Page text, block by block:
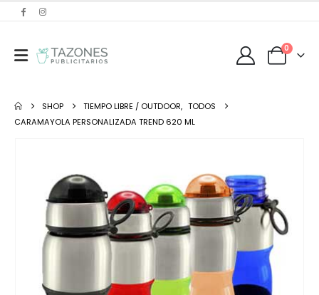
0
SHOP TIEMPO LIBRE / OUTDOOR, TODOS
CARAMAYOLA PERSONALIZADA TREND 620 ML